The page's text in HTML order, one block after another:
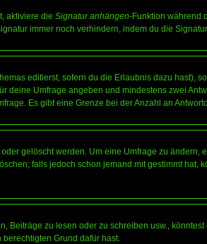
aktiviere die Signatur anhängen-Funktion während
immer noch verhindern, indem du die
editierst, sofern du die Erlaubnis dazu hast),
Umfrage angeben und mindestens zwei
Es gibt eine Grenze bei der Anzahl an
gelöscht werden. Um eine Umfrage zu
falls jedoch schon jemand mit gestimmt
zu lesen oder zu schreiben usw.,
Grund dafür hast.